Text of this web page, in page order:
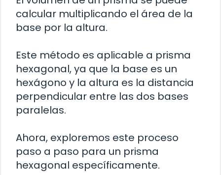
calcular multiplicando el área de la
base por la altura.
Este método es aplicable a prisma
hexagonal, ya que la base es un
hexágono y la altura es la distancia
perpendicular entre las dos bases
paralelas.
Ahora, exploremos este proceso
paso a paso para un prisma
hexagonal específicamente.